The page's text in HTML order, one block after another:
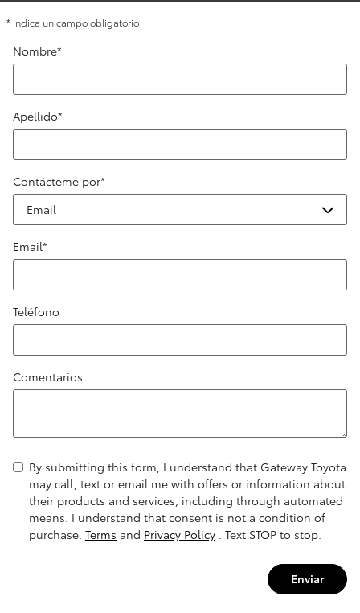
* Indica un campo obligatorio
Nombre*
Apellido*
Contácteme por*
Email*
Teléfono
Comentarios
By submitting this form, I understand that Gateway Toyota
may call, text or email me with offers or information about
their products and services, including through automated
means. I understand that consent is not a condition of
purchase. Terms and Privacy Policy . Text STOP to stop.
Enviar